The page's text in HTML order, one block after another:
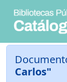
Carlos"